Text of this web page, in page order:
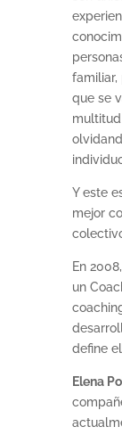
familiar,
que se
Y este
mejor
En
un
define
Elena